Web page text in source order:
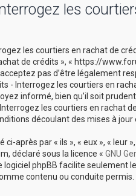
les
les courtiers en rachat de
de crédits », « https://
pas d’être légalement
- Interrogez les courtiers en
informé, bien qu’il soit
les courtiers en rachat
découlant des mises à
après par « ils », « eux », « leur
déclaré sous la licence « GNU
logiciel phpBB facilite seulement
contenu ou conduite